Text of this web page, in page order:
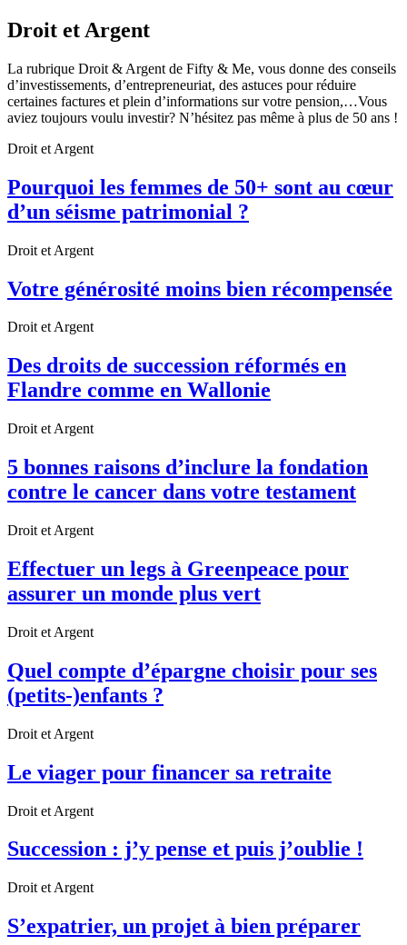
Droit et Argent
La rubrique Droit & Argent de Fifty & Me, vous donne des conseils
d’investissements, d’entrepreneuriat, des astuces pour réduire
certaines factures et plein d’informations sur votre pension,…Vous
aviez toujours voulu investir? N’hésitez pas même à plus de 50 ans !
Droit et Argent
Pourquoi les femmes de 50+ sont au cœur
d’un séisme patrimonial ?
Droit et Argent
Votre générosité moins bien récompensée
Droit et Argent
Des droits de succession réformés en
Flandre comme en Wallonie
Droit et Argent
5 bonnes raisons d’inclure la fondation
contre le cancer dans votre testament
Droit et Argent
Effectuer un legs à Greenpeace pour
assurer un monde plus vert
Droit et Argent
Quel compte d’épargne choisir pour ses
(petits-)enfants ?
Droit et Argent
Le viager pour financer sa retraite
Droit et Argent
Succession : j’y pense et puis j’oublie !
Droit et Argent
S’expatrier, un projet à bien préparer